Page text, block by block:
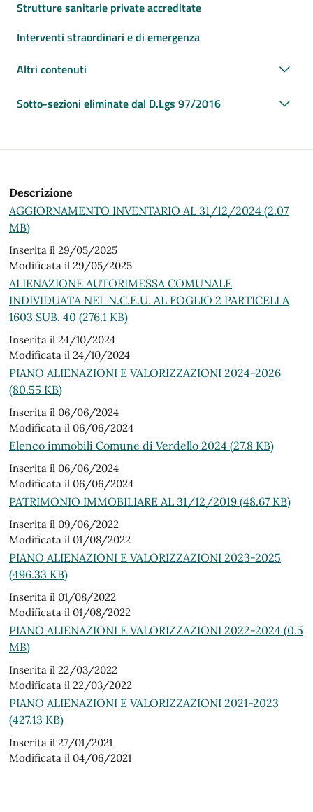
Strutture sanitarie private accreditate
Interventi straordinari e di emergenza
Altri contenuti
Sotto-sezioni eliminate dal D.Lgs 97/2016
Descrizione
AGGIORNAMENTO INVENTARIO AL 31/12/2024 (2.07
MB)
Inserita il 29/05/2025
Modificata il 29/05/2025
ALIENAZIONE AUTORIMESSA COMUNALE
INDIVIDUATA NEL N.C.E.U. AL FOGLIO 2 PARTICELLA
1603 SUB. 40 (276.1 KB)
Inserita il 24/10/2024
Modificata il 24/10/2024
PIANO ALIENAZIONI E VALORIZZAZIONI 2024-2026
(80.55 KB)
Inserita il 06/06/2024
Modificata il 06/06/2024
Elenco immobili Comune di Verdello 2024 (27.8 KB)
Inserita il 06/06/2024
Modificata il 06/06/2024
PATRIMONIO IMMOBILIARE AL 31/12/2019 (48.67 KB)
Inserita il 09/06/2022
Modificata il 01/08/2022
PIANO ALIENAZIONI E VALORIZZAZIONI 2023-2025
(496.33 KB)
Inserita il 01/08/2022
Modificata il 01/08/2022
PIANO ALIENAZIONI E VALORIZZAZIONI 2022-2024 (0.5
MB)
Inserita il 22/03/2022
Modificata il 22/03/2022
PIANO ALIENAZIONI E VALORIZZAZIONI 2021-2023
(427.13 KB)
Inserita il 27/01/2021
Modificata il 04/06/2021